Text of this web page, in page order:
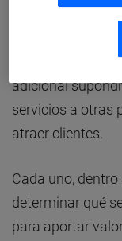
un efecto que se
posiblemente su
adicional
servicios a otras
atraer clientes.
Cada uno,
determinar qué
para aportar